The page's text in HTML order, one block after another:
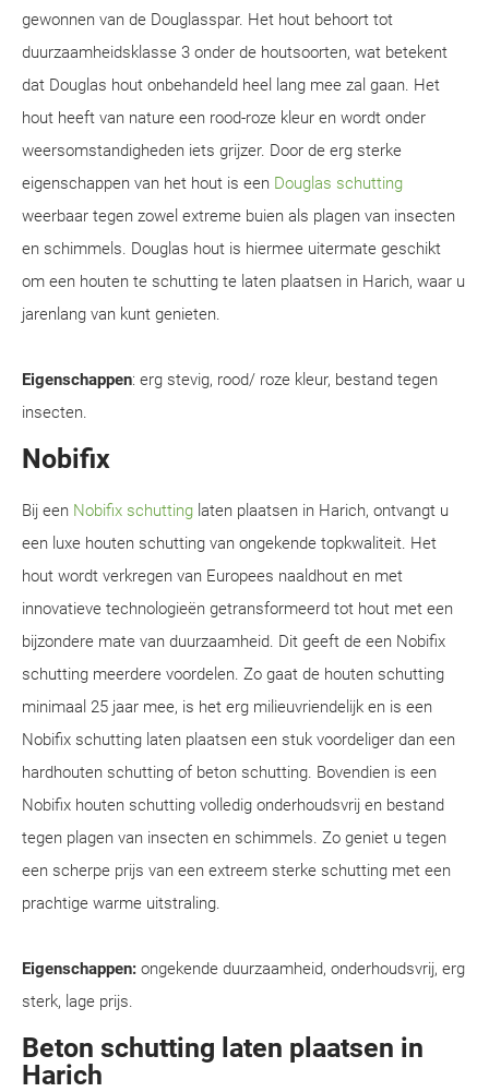
gewonnen van de Douglasspar. Het hout behoort tot
duurzaamheidsklasse 3 onder de houtsoorten, wat betekent
dat Douglas hout onbehandeld heel lang mee zal gaan. Het
hout heeft van nature een rood-roze kleur en wordt onder
weersomstandigheden iets grijzer. Door de erg sterke
eigenschappen van het hout is een Douglas schutting
weerbaar tegen zowel extreme buien als plagen van insecten
en schimmels. Douglas hout is hiermee uitermate geschikt
om een houten te schutting te laten plaatsen in Harich, waar u
jarenlang van kunt genieten.
Eigenschappen: erg stevig, rood/ roze kleur, bestand tegen
insecten.
Nobifix
Bij een Nobifix schutting laten plaatsen in Harich, ontvangt u
een luxe houten schutting van ongekende topkwaliteit. Het
hout wordt verkregen van Europees naaldhout en met
innovatieve technologieën getransformeerd tot hout met een
bijzondere mate van duurzaamheid. Dit geeft de een Nobifix
schutting meerdere voordelen. Zo gaat de houten schutting
minimaal 25 jaar mee, is het erg milieuvriendelijk en is een
Nobifix schutting laten plaatsen een stuk voordeliger dan een
hardhouten schutting of beton schutting. Bovendien is een
Nobifix houten schutting volledig onderhoudsvrij en bestand
tegen plagen van insecten en schimmels. Zo geniet u tegen
een scherpe prijs van een extreem sterke schutting met een
prachtige warme uitstraling.
Eigenschappen: ongekende duurzaamheid, onderhoudsvrij, erg
sterk, lage prijs.
Beton schutting laten plaatsen in
Harich